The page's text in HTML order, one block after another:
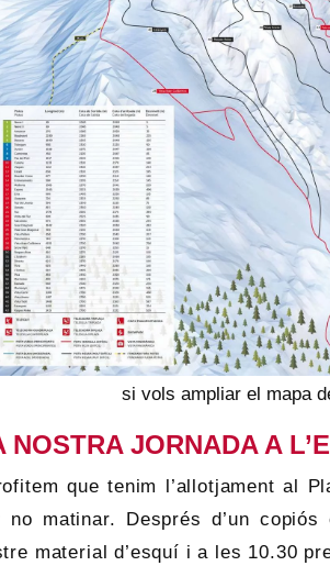
si vols ampliar el mapa
NOSTRA JORNADA A
que tenim l’allotjament al
no matinar. Després d’un
material d’esquí i a les 10.30